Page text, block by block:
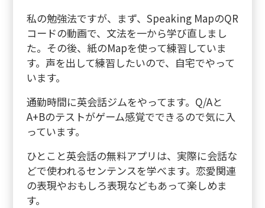
私の勉強法ですが、まず、Speaking MapのQR
コードの動画で、文法を一から学び直しまし
た。その後、紙のMapを使って練習していま
す。声を出して練習したいので、自宅でやって
います。
通勤時間に英会話ジムをやってます。Q/Aと
A+Bのテストがゲーム感覚でできるので気に入
っています。
ひとこと英会話の無料アプリは、実際に会話な
どで使われるセンテンスを学べます。恋愛関連
の表現やおもしろ表現などもあって楽しめま
す。